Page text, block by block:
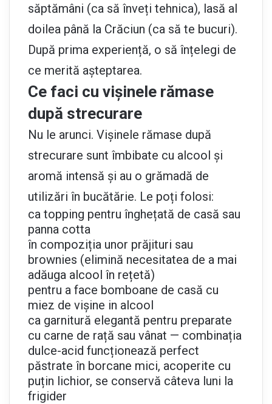
săptămâni (ca să înveți tehnica), lasă al
doilea până la Crăciun (ca să te bucuri).
După prima experiență, o să înțelegi de
ce merită așteptarea.
Ce faci cu vișinele rămase
după strecurare
Nu le arunci. Vișinele rămase după
strecurare sunt îmbibate cu alcool și
aromă intensă și au o grămadă de
utilizări în bucătărie. Le poți folosi:
ca topping pentru înghețată de casă sau
panna cotta
în compoziția unor prăjituri sau
brownies (elimină necesitatea de a mai
adăuga alcool în rețetă)
pentru a face bomboane de casă cu
miez de vișine in alcool
ca garnitură elegantă pentru preparate
cu carne de rață sau vânat — combinația
dulce-acid funcționează perfect
păstrate în borcane mici, acoperite cu
puțin lichior, se conservă câteva luni la
frigider